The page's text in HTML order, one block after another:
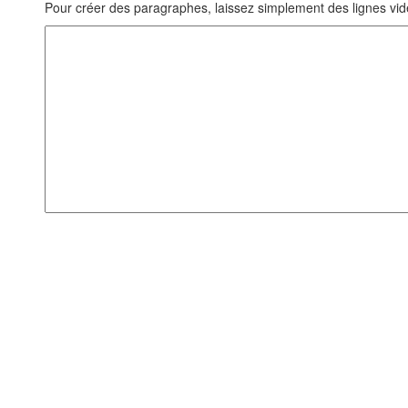
Pour créer des paragraphes, laissez simplement des lignes